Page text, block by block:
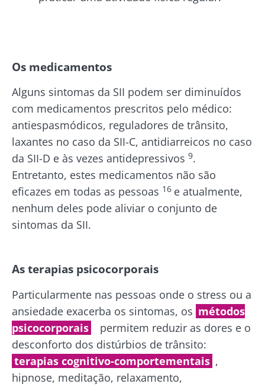
Os medicamentos
Alguns sintomas da SII podem ser diminuídos
com medicamentos prescritos pelo médico:
antiespasmódicos, reguladores de trânsito,
laxantes no caso da SII-C, antidiarreicos no caso
da SII-D e às vezes antidepressivos 9.
Entretanto, estes medicamentos não são
eficazes em todas as pessoas 16 e atualmente,
nenhum deles pode aliviar o conjunto de
sintomas da SII.
As terapias psicocorporais
Particularmente nas pessoas onde o stress ou a
ansiedade exacerba os sintomas, os métodos
psicocorporais
permitem reduzir as dores e o
desconforto dos distúrbios de trânsito:
terapias cognitivo-comportementais ,
hipnose, meditação, relaxamento,